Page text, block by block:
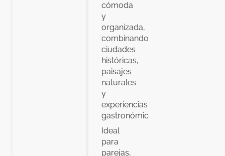
cómoda
y
organizada,
combinando
ciudades
históricas,
paisajes
naturales
y
experiencias
gastronómicas.
Ideal
para
parejas,